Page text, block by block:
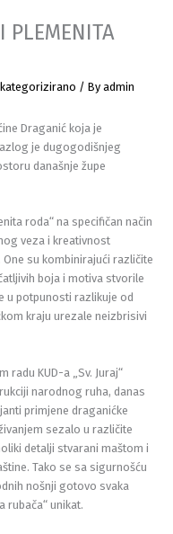
PLEMENITA
/ By admin
Draganić koja je
je dugogodišnjeg
današnje župe
roda“ na specifičan način
veza i kreativnost
su kombinirajući različite
boja i motiva stvorile
u potpunosti razlikuje od
kraju urezale neizbrisivi
KUD-a „Sv. Juraj“
narodnog ruha, danas
primjene draganićke
sezalo u različite
detalji stvarani maštom i
Tako se sa sigurnošću
nošnji gotovo svaka
rubača“ unikat.